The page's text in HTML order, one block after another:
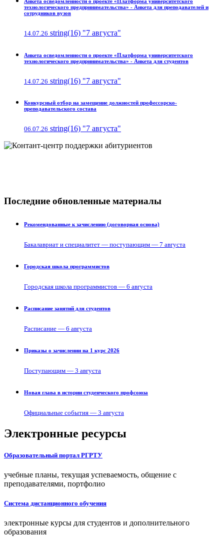
технологического предпринимательства» - Анкета для преподавателей и
сотрудников вузов
14.07.26 string(16) "7 августа"
Анкета осведомленности о проекте «Платформа университетского
технологического предпринимательства» - Анкета для студентов
14.07.26 string(16) "7 августа"
Конкурсный отбор на замещение должностей профессорско-
преподавательского состава
06.07.26 string(16) "7 августа"
Последние обновленные материалы
Рекомендованные к зачислению (договорная основа)
Бакалавриат и специалитет — поступающим — 7 августа
Городская школа программистов
Городская школа программистов — 6 августа
Расписание занятий для студентов
Расписание — 6 августа
Приказы о зачислении на 1 курс 2026
Поступающим — 3 августа
Новая глава в истории студенческого профсоюза
Официальные события — 3 августа
Электронные ресурсы
Образовательный портал РГРТУ
учебные планы, текущая успеваемость, общение с
преподавателями, портфолио
Система дистанционного обучения
электронные курсы для студентов и дополнительного
образования